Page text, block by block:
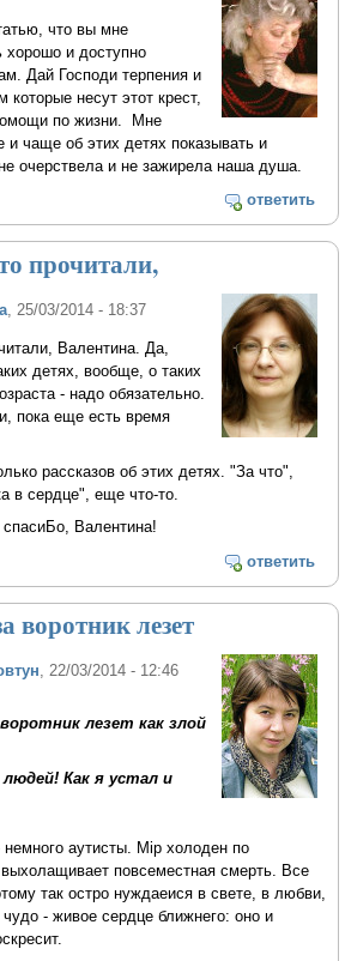
что вы мне
хорошо и доступно
Дай Господи терпения и
несут этот крест,
по жизни. Мне
и чаще об этих детях показывать и
очерствела и не зажирела наша душа.
ответить
прочитали,
, 25/03/2014 - 18:37
Валентина. Да,
детях, вообще, о таких
- надо обязательно.
пока еще есть время
рассказов об этих детях. "За что",
в сердце", еще что-то.
Валентина!
ответить
воротник лезет
, 22/03/2014 - 12:46
лезет как злой
людей! Как я устал и
аутисты. Мiр холоден по
повсеместная смерть. Все
так остро нуждаеися в свете, в любви,
- живое сердце ближнего: оно и